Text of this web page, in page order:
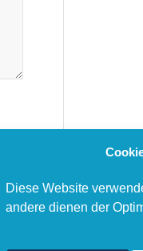
Diese Website
andere dienen der